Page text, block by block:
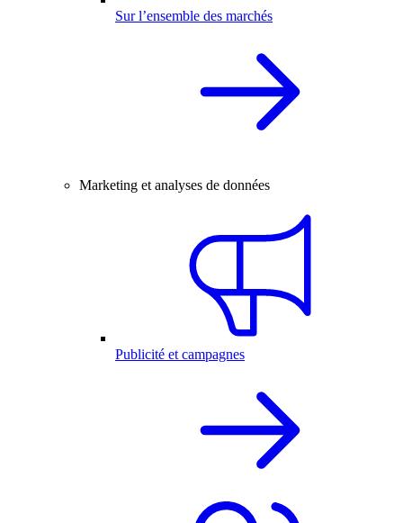
Sur l’ensemble des marchés
Marketing et analyses de données
Publicité et campagnes